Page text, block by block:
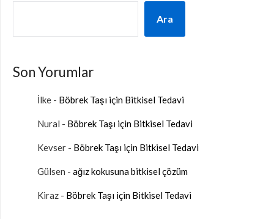
Ara
Son Yorumlar
İlke - Böbrek Taşı için Bitkisel Tedavi
Nural - Böbrek Taşı için Bitkisel Tedavi
Kevser - Böbrek Taşı için Bitkisel Tedavi
Gülsen - ağız kokusuna bitkisel çözüm
Kiraz - Böbrek Taşı için Bitkisel Tedavi